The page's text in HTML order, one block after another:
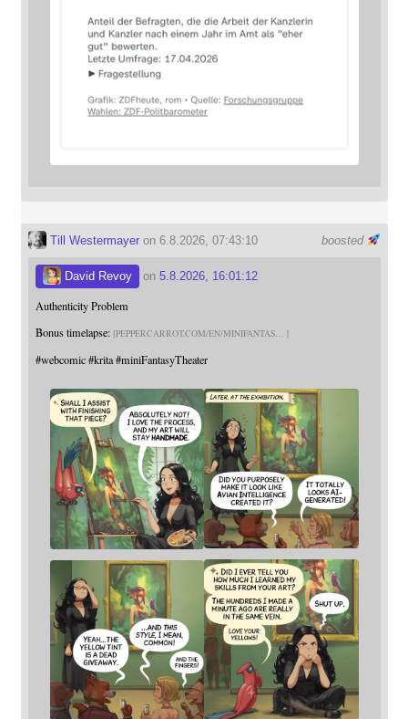
boosted
Till Westermayeron 6.8.2026, 07:43:10
David Revoy on 5.8.2026, 16:01:12
Authenticity Problem
Bonus timelapse: PEPPERCARROT.COM/EN/MINIFANTAS
#webcomic #krita #miniFantasyTheater